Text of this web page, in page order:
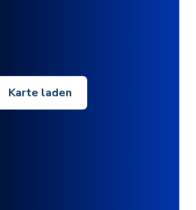
Karte laden